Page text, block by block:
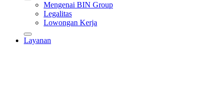
Mengenai BIN Group
Legalitas
Lowongan Kerja
Layanan